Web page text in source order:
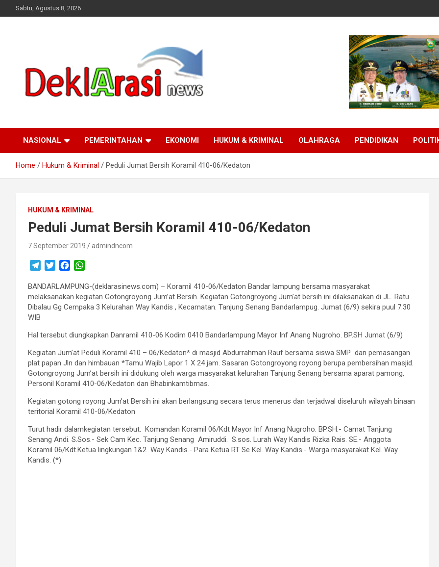
to
Sabtu, Agustus 8, 2026
deklarasinews.com
NASIONAL PEMERINTAHAN EKONOMI HUKUM & KRIMINAL OLAHRAGA PENDIDIKAN
Home Hukum & Kriminal Peduli Jumat Bersih Koramil 410-06/Kedaton
HUKUM & KRIMINAL
Peduli Jumat Bersih Koramil 410-06/Kedaton
7 September 2019 admindncom
l
e
g
m
i
t
t
c
e
b
k
a
t
s
p
BANDARLAMPUNG-(deklarasinews.com) – Koramil 410-06/Kedaton Bandar lampung bersama masyarakat
melaksanakan kegiatan Gotongroyong Jum’at Bersih. Kegiatan Gotongroyong Jum’at bersih ini dilaksanakan di JL. Ratu
Dibalau Gg Cempaka 3 Kelurahan Way Kandis , Kecamatan. Tanjung Senang Bandarlampug. Jumat (6/9) sekira puul 7.30
WIB
Hal tersebut diungkapkan Danramil 410-06 Kodim 0410 Bandarlampung Mayor Inf Anang Nugroho. BP.SH Jumat (6/9)
Kegiatan Jum’at Peduli Koramil 410 – 06/Kedaton* di masjid Abdurrahman Rauf bersama siswa SMP dan pemasangan
plat papan Jln dan himbauan *Tamu Wajib Lapor 1 X 24 jam. Sasaran Gotongroyong royong berupa pembersihan masjid.
Gotongroyong Jum’at bersih ini didukung oleh warga masyarakat kelurahan Tanjung Senang bersama aparat pamong,
Personil Koramil 410-06/Kedaton dan Bhabinkamtibmas.
Kegiatan gotong royong Jum’at Bersih ini akan berlangsung secara terus menerus dan terjadwal diseluruh wilayah binaan
teritorial Koramil 410-06/Kedaton
Turut hadir dalamkegiatan tersebut: Komandan Koramil 06/Kdt Mayor Inf Anang Nugroho. BP.SH.- Camat Tanjung
Senang Andi. S.Sos.- Sek Cam Kec. Tanjung Senang Amiruddi. S.sos. Lurah Way Kandis Rizka Rais. SE.- Anggota
Koramil 06/Kdt.Ketua lingkungan 1&2 Way Kandis.- Para Ketua RT Se Kel. Way Kandis.- Warga masyarakat Kel. Way
Kandis. (*)